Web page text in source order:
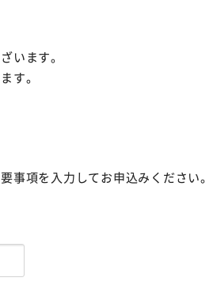
います。
す。
事項を入力してお申込みください。